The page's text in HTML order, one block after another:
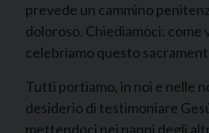
prevede un cammino
doloroso. Chiediamoci: come
celebriamo questo
Tutti portiamo, in noi e nelle
desiderio di testimoniare
mettendoci nei panni degli